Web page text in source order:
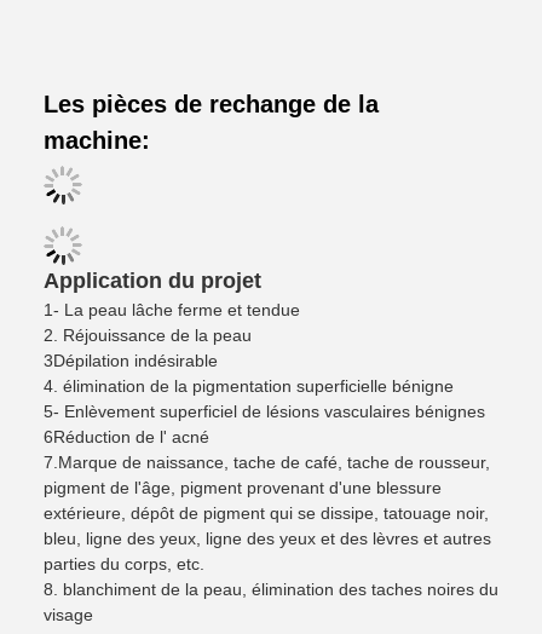
Les pièces de rechange de la
machine:
Application du projet
1- La peau lâche ferme et tendue
2. Réjouissance de la peau
3Dépilation indésirable
4. élimination de la pigmentation superficielle bénigne
5- Enlèvement superficiel de lésions vasculaires bénignes
6Réduction de l' acné
7. Marque de naissance, tache de café, tache de rousseur,
pigment de l'âge, pigment provenant d'une blessure
extérieure, dépôt de pigment qui se dissipe, tatouage noir,
bleu, ligne des yeux, ligne des yeux et des lèvres et autres
parties du corps, etc.
8. blanchiment de la peau, élimination des taches noires du
visage